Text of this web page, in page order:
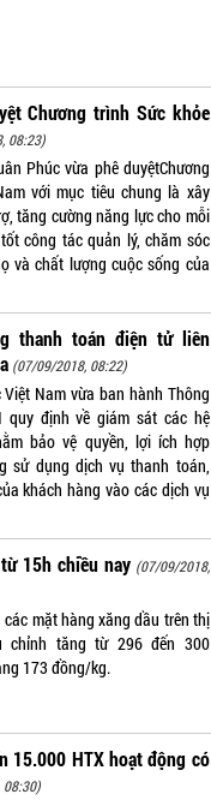
Chương trình Sức khỏe
08:23)
Phúc vừa phê duyệtChương
với mục tiêu chung là xây
tăng cường năng lực cho mỗi
công tác quản lý, chăm sóc
và chất lượng cuộc sống của
thanh toán điện tử liên
(07/09/2018, 08:22)
Nam vừa ban hành Thông
quy định về giám sát các hệ
bảo vệ quyền, lợi ích hợp
sử dụng dịch vụ thanh toán,
khách hàng vào các dịch vụ
15h chiều nay (07/09/2018,
mặt hàng xăng dầu trên thị
chỉnh tăng từ 296 đến 300
173 đồng/kg.
15.000 HTX hoạt động có
08:30)